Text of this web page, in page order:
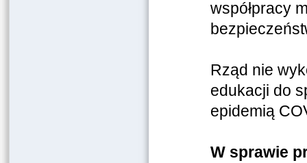
współpracy
Rząd nie
edukacji do
epidemią
W sprawie